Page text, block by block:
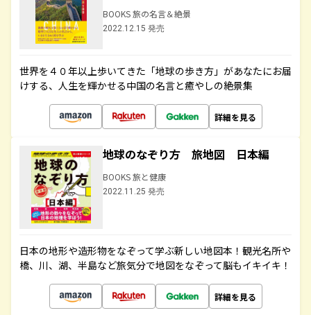
BOOKS 旅の名言＆絶景
2022.12.15 発売
世界を４０年以上歩いてきた「地球の歩き方」があなたにお届
けする、人生を輝かせる中国の名言と癒やしの絶景集
詳細を見る
地球のなぞり方 旅地図 日本編
BOOKS 旅と健康
2022.11.25 発売
日本の地形や造形物をなぞって学ぶ新しい地図本！観光名所や
橋、川、湖、半島など旅気分で地図をなぞって脳もイキイキ！
詳細を見る